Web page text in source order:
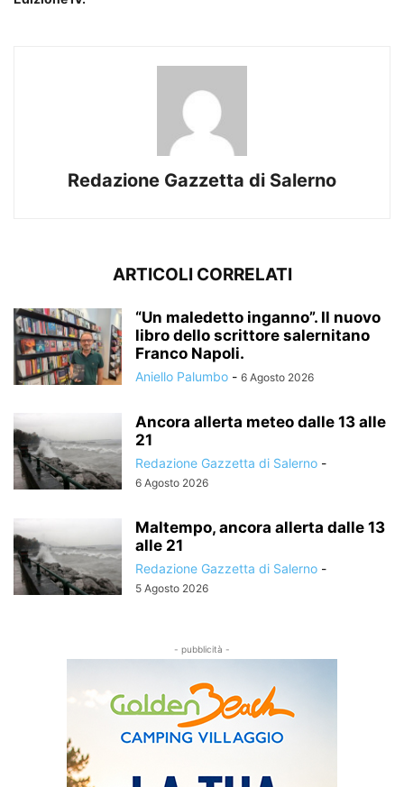
Redazione Gazzetta di Salerno
ARTICOLI CORRELATI
“Un maledetto inganno”. Il nuovo
libro dello scrittore salernitano
Franco Napoli.
Aniello Palumbo - 6 Agosto 2026
Ancora allerta meteo dalle 13 alle
21
Redazione Gazzetta di Salerno -
6 Agosto 2026
Maltempo, ancora allerta dalle 13
alle 21
Redazione Gazzetta di Salerno -
5 Agosto 2026
- pubblicità -